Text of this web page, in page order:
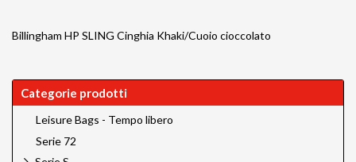
Billingham HP SLING Cinghia Khaki/Cuoio cioccolato
Categorie prodotti
Leisure Bags - Tempo libero
Serie 72